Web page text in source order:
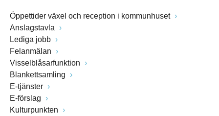
Öppettider växel och reception i kommunhuset
Anslagstavla
Lediga jobb
Felanmälan
Visselblåsarfunktion
Blankettsamling
E-tjänster
E-förslag
Kulturpunkten